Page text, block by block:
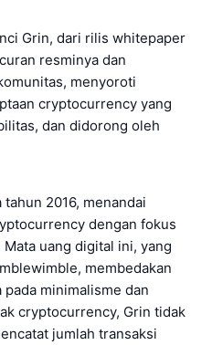
Grin, dari rilis whitepaper
resminya dan
menyoroti
cryptocurrency yang
dan didorong oleh
2016, menandai
dengan fokus
uang digital ini, yang
membedakan
minimalisme dan
cryptocurrency, Grin tidak
jumlah transaksi